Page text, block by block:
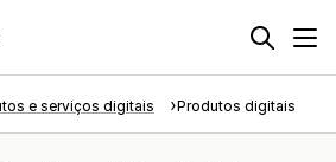
e serviços digitais Produtos digitais